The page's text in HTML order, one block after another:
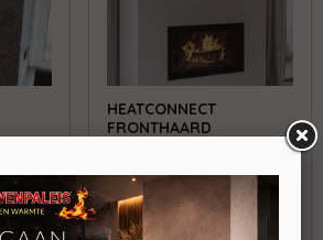
HEATCONNECT
FRONTHAARD
draaideur
59×44 CM